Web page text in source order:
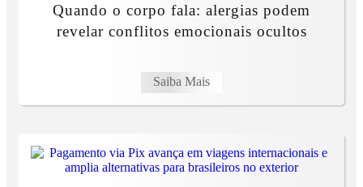
Quando o corpo fala: alergias podem
revelar conflitos emocionais ocultos
Saiba Mais